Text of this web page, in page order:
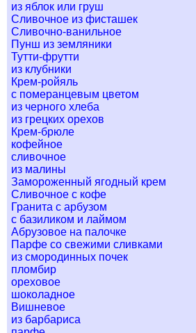
из яблок или груш
Сливочное из фисташек
Сливочно-ванильное
Пунш из земляники
Тутти-фрутти
из клубники
Крем-ройяль
с померанцевым цветом
из черного хлеба
из грецких орехов
Крем-брюле
кофейное
сливочное
из малины
Замороженный ягодный крем
Сливочное с кофе
Гранита с арбузом
с базиликом и лаймом
Абрузовое на палочке
Парфе со свежими сливками
из смородинных почек
пломбир
ореховое
шоколадное
Вишневое
из барбариса